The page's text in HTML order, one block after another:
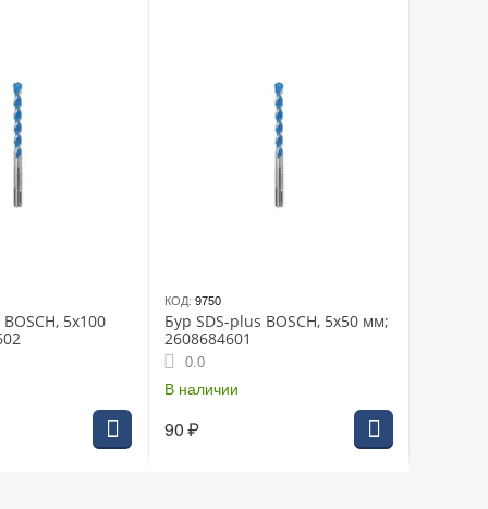
5х100
КОД: 9750
Бур SDS-plus BOSCH, 5х50 мм;
2608684601
0.0
В наличии
90₽